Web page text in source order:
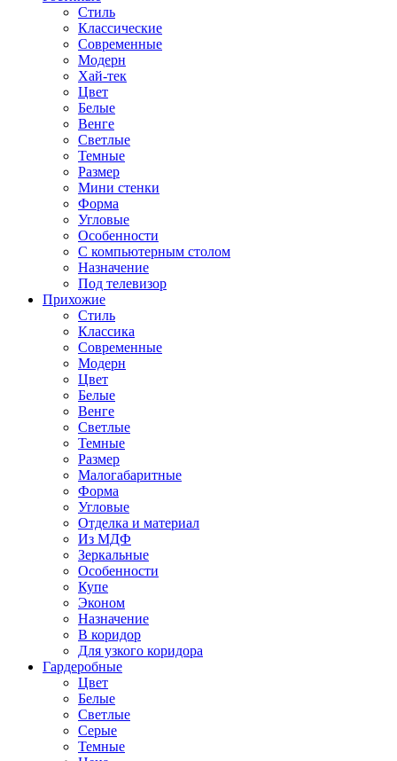
Стиль
Классические
Современные
Модерн
Хай-тек
Цвет
Белые
Венге
Светлые
Темные
Размер
Мини стенки
Форма
Угловые
Особенности
С компьютерным столом
Назначение
Под телевизор
Прихожие
Стиль
Классика
Современные
Модерн
Цвет
Белые
Венге
Светлые
Темные
Размер
Малогабаритные
Форма
Угловые
Отделка и материал
Из МДФ
Зеркальные
Особенности
Купе
Эконом
Назначение
В коридор
Для узкого коридора
Гардеробные
Цвет
Белые
Светлые
Серые
Темные